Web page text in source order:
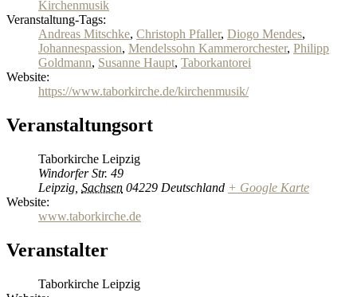
Kirchenmusik
Veranstaltung-Tags:
Andreas Mitschke, Christoph Pfaller, Diogo Mendes,
Johannespassion, Mendelssohn Kammerorchester, Philipp
Goldmann, Susanne Haupt, Taborkantorei
Website:
https://www.taborkirche.de/kirchenmusik/
Veranstaltungsort
Taborkirche Leipzig
Windorfer Str. 49
Leipzig Sachsen 04229 Deutschland + Google Karte
Website:
www.taborkirche.de
Veranstalter
Taborkirche Leipzig